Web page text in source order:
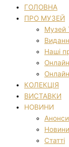
ГОЛОВНА
ПРО МУЗЕЙ
Музей
Наші
КОЛЕКЦІЯ
ВИСТАВКИ
НОВИНИ
Анонси
Новини
Статті